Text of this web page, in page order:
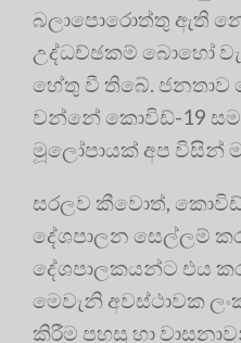
බලාපොරොත්තු ඇති
උද්ධච්ඡකම් බොහෝ
හේතු වී තිබේ. ජනතාව
වන්නේ කොවිඩ්-19
මූලෝපායක් අප විසින්
සරලව කීවොත්,
දේශපාලන සෙල්ලම්
දේශපාලකයන්ට එය
මෙවැනි අවස්ථාවක
කිරීම පහසු හා